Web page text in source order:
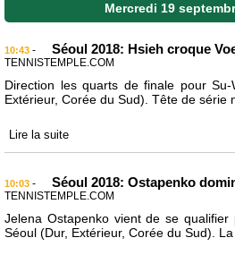
Mercredi 19
10:43 - Séoul 2018: Hsieh croque
TENNISTEMPLE.COM
Direction les quarts de finale pour Su-
Extérieur, Corée du Sud). Tête de série
Lire la suite
10:03 - Séoul 2018: Ostapenko
TENNISTEMPLE.COM
Jelena Ostapenko vient de se
Séoul (Dur, Extérieur, Corée du Sud). La